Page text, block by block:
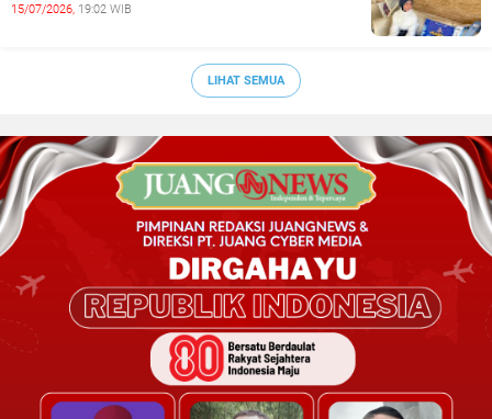
15/07/2026, 19:02 WIB
LIHAT SEMUA